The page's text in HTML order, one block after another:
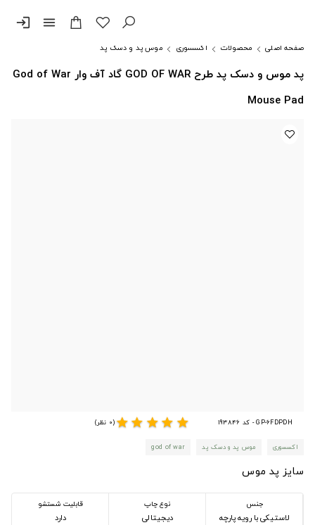
menu
login
صفحه اصلی محصولات اکسسوری موس پد و دسک پد
پد موس و دسک پد طرح GOD OF WAR گاد آف وار God of War
Mouse Pad
GP-6FDPDH - کد 193846 star
star
star
star
star(0 نظر)
اکسسوری موس پد و دسک پد god of war
سایز پد موس
جنس
لاستیکی با رویه پارچه
نوع چاپ
دیجیتالی
قابلیت شستشو
دارد